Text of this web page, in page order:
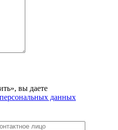
вы даете
данных